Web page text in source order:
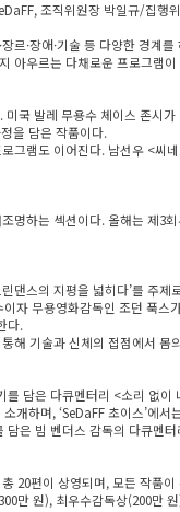
조직위원장 박일규/집행
르·장애·기술 등 다양한 경계
아우르는 다채로운 프로그램
국 발레 무용수 체이스 존시
을 담은 작품이다.
그램도 이어진다. 남선우 <씨
명하는 섹션이다. 올해는 제3
댄스의 지평을 넓히다’를 주
자 무용영화감독인 조던 푹
다.
해 기술과 신체의 접점에서
를 담은 다큐멘터리 <소리 없
개하며, ‘SeDaFF 초이스’에
담은 빔 벤더스 감독의 다큐멘
20편이 상영되며, 모든 작품
만 원), 최우수감독상(200만